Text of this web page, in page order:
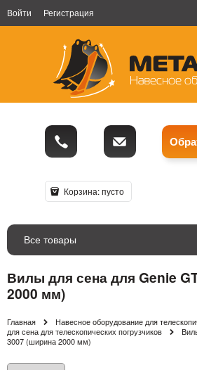
Войти Регистрация
Корзина:пусто
Все товары
Вилы для сена для Genie
2000 мм)
Главная Навесное оборудование для
для сена для телескопических погрузчиков
3007 (ширина 2000 мм)